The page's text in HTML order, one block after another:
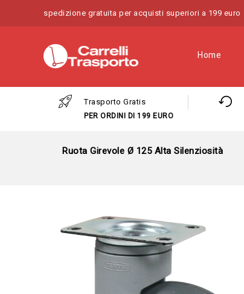
spedizione gratuita per acquisti superiori a 199 euro
Home
Trasporto Gratis
PER ORDINI DI 199 EURO
Ruota Girevole Ø 125 Alta Silenziosità